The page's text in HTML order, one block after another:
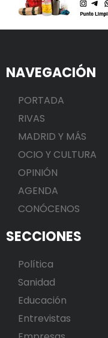
NAVEGACIÓN
PORTADA
RIVAS
MADRID Y MÁS
OCIO Y CULTURA
OPINIÓN
AGENDA
CONÓCENOS
SECCIONES
Política
Sanidad
Educación
Entrevistas